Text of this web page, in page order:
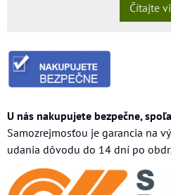
Čítajte
U nás nakupujete bezpečne,
Samozrejmosťou je garancia na
udania dôvodu do 14 dní po